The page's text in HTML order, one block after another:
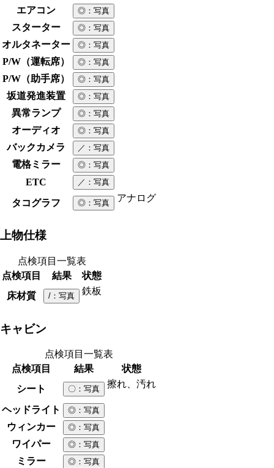
エアコン
◎ ：写真
スターター ◎ ：写真
オルタネーター ◎ ：写真
P/W（運転席） ◎ ：写真
P/W（助手席） ◎ ：写真
坂道発進装置 ◎ ：写真
異常ランプ ◎ ：写真
オーディオ ◎ ：写真
バックカメラ ／ ：写真
電格ミラー ◎ ：写真
ETC ／ ：写真
タコグラフ ◎ ：写真 アナログ
上物仕様
点検項目一覧表
点検項目
結果
状態
床材質
/ ：写真 鉄板
キャビン
点検項目一覧表
点検項目
結果
状態
シート
〇 ：写真 擦れ、汚れ
ヘッドライト ◎ ：写真
ウィンカー ◎ ：写真
ワイパー ◎ ：写真
ミラー ◎ ：写真